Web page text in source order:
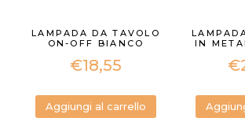
LAMPADA DA TAVOLO
ON-OFF BIANCO
€18,55
Aggiungi al carrello
IN
€